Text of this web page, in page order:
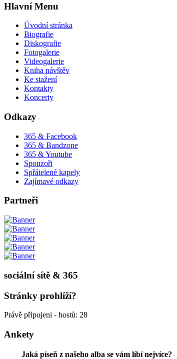
Hlavní Menu
Úvodní stránka
Biografie
Diskografie
Fotogalerie
Videogalerie
Kniha návštěv
Ke stažení
Kontakty
Koncerty
Odkazy
365 & Facebook
365 & Bandzone
365 & Youtube
Sponzoři
Spřátelené kapely
Zajímavé odkazy
Partneři
sociální sítě & 365
Stránky prohlíží?
Právě připojeni - hostů: 28
Ankety
Jaká píseň z našeho alba se vám líbí nejvíce?